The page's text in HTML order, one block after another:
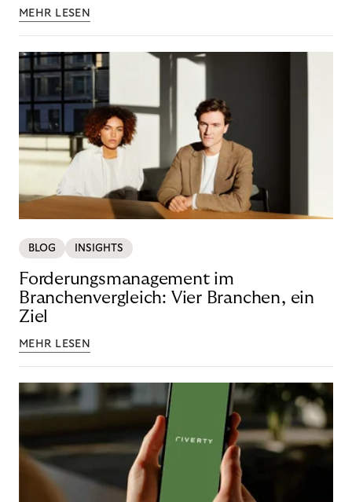
MEHR LESEN
BLOG INSIGHTS
Forderungsmanagement im
Branchenvergleich: Vier Branchen, ein
Ziel
MEHR LESEN